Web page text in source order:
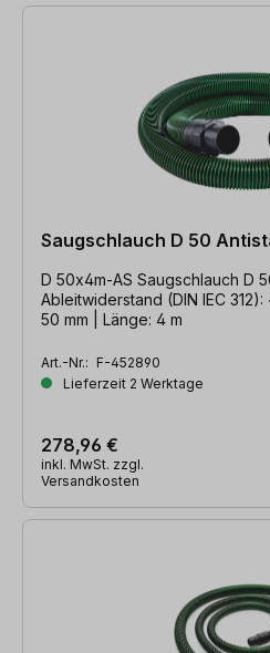
Saugschlauch D 50
D 50x4m-AS Saugschlauch D
Ableitwiderstand (DIN IEC
50 mm | Länge: 4 m
Art.-Nr.: F-452890
Lieferzeit 2 Werktage
278,96 €
inkl. MwSt. zzgl.
Versandkosten